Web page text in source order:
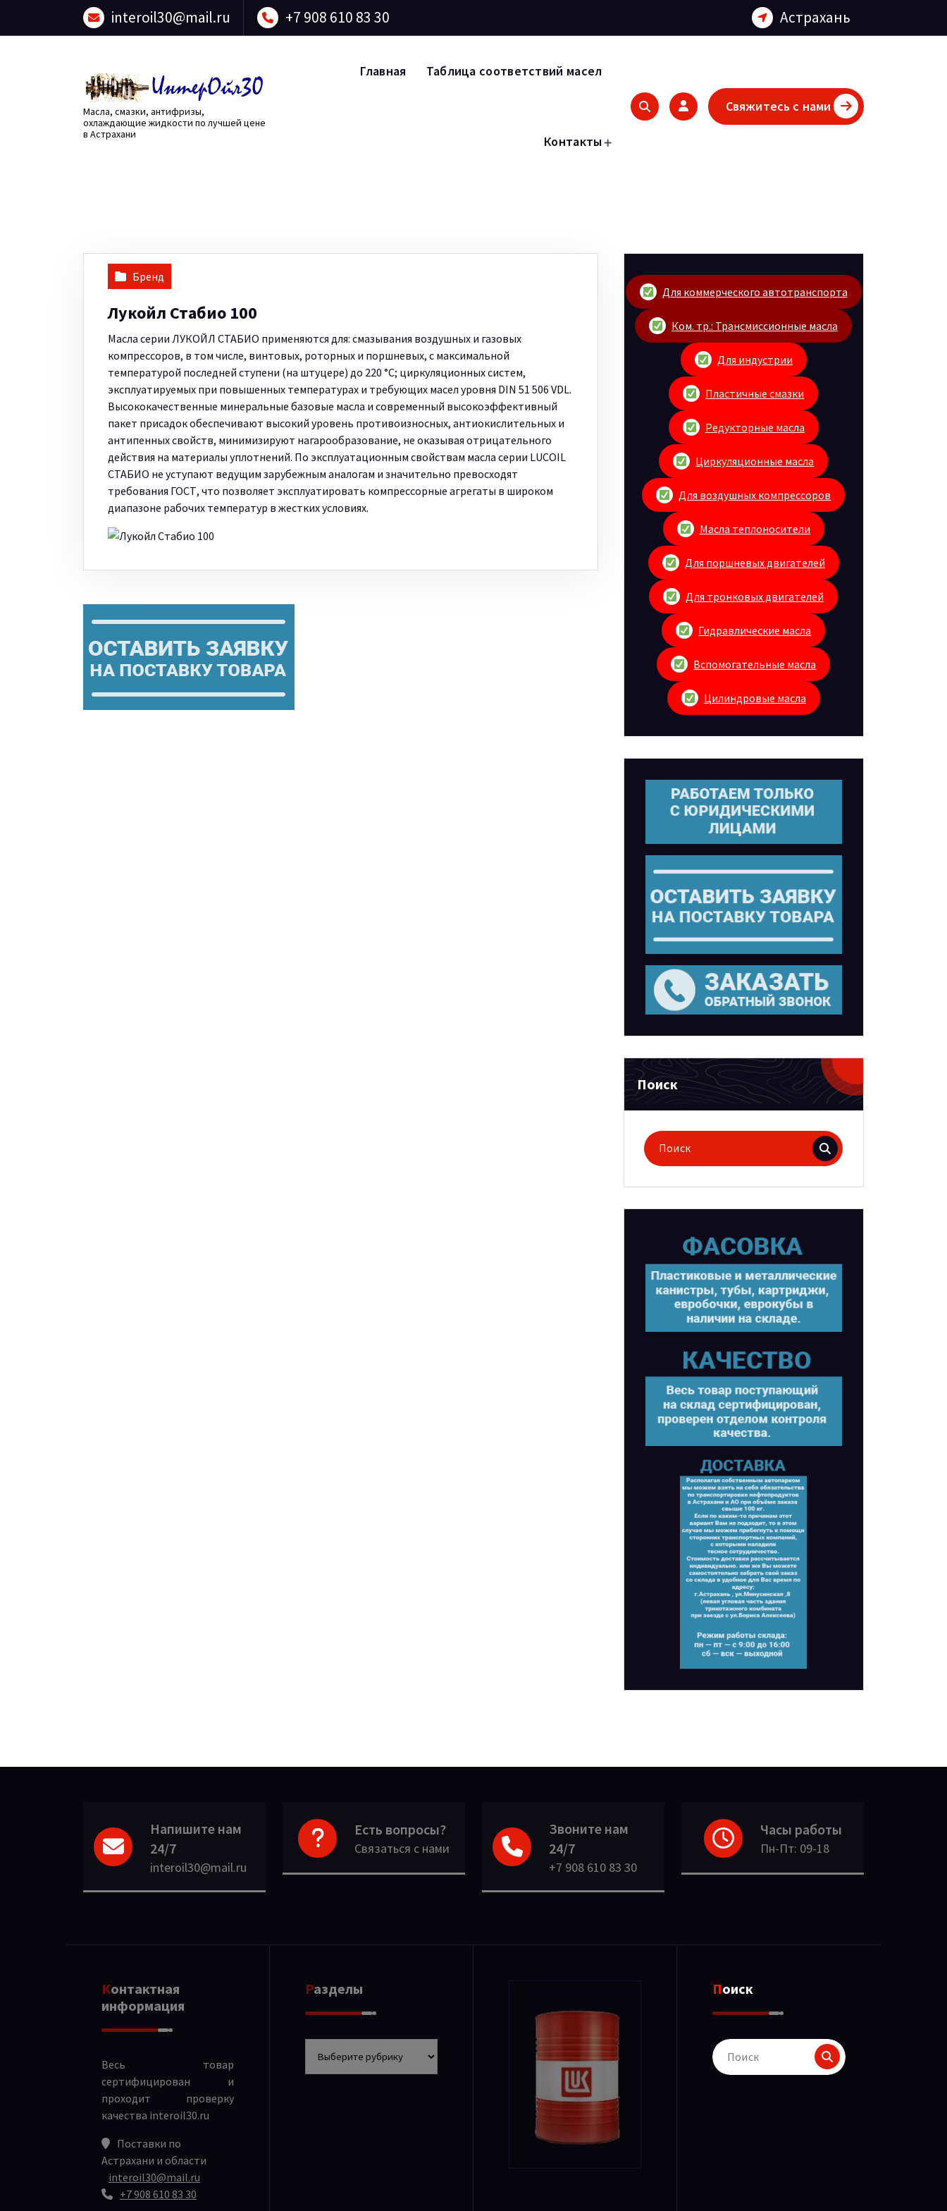
interoil30@mail.ru +7 908 610 83 30 Астрахань
Масла, смазки, антифризы,
охлаждающие жидкости по лучшей цене
в Астрахани
Главная Таблица соответствий масел
Контакты
Свяжитесь с нами
Бренд
Лукойл Стабио 100
Масла серии ЛУКОЙЛ СТАБИО применяются для: смазывания воздушных и газовых
компрессоров, в том числе, винтовых, роторных и поршневых, с максимальной
температурой последней ступени (на штуцере) до 220 °С; циркуляционных систем,
эксплуатируемых при повышенных температурах и требующих масел уровня DIN 51 506 VDL.
Высококачественные минеральные базовые масла и современный высокоэффективный
пакет присадок обеспечивают высокий уровень противоизносных, антиокислительных и
антипенных свойств, минимизируют нагарообразование, не оказывая отрицательного
действия на материалы уплотнений. По эксплуатационным свойствам масла серии LUCOIL
СТАБИО не уступают ведущим зарубежным аналогам и значительно превосходят
требования ГОСТ, что позволяет эксплуатировать компрессорные агрегаты в широком
диапазоне рабочих температур в жестких условиях.
Для коммерческого автотранспорта
Ком. тр.: Трансмиссионные масла
Для индустрии
Пластичные смазки
Редукторные масла
Циркуляционные масла
Для воздушных компрессоров
Масла теплоносители
Для поршневых двигателей
Для тронковых двигателей
Гидравлические масла
Вспомогательные масла
Цилиндровые масла
Поиск
Поиск
для:
Напишите нам
24/7
interoil30@mail.ru
Есть вопросы?
Связаться с нами
Звоните нам
24/7
+7 908 610 83 30
Часы работы
Пн-Пт: 09-18
Контактная
информация
Весь товар
сертифицирован и
проходит проверку
качества interoil30.ru
Поставки по
Астрахани и области
interoil30@mail.ru
+7 908 610 83 30
Разделы Поиск
Поиск
для: